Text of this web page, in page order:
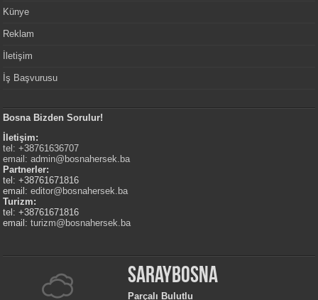
Künye
Reklam
İletişim
İş Başvurusu
Bosna Bizden Sorulur!
İletişim:
tel: +38761636707
email:admin@bosnahersek.ba
Partnerler:
tel: +38761671816
email:editor@bosnahersek.ba
Turizm:
tel: +38761671816
email:turizm@bosnahersek.ba
Saraybosna
Parçalı Bulutlu